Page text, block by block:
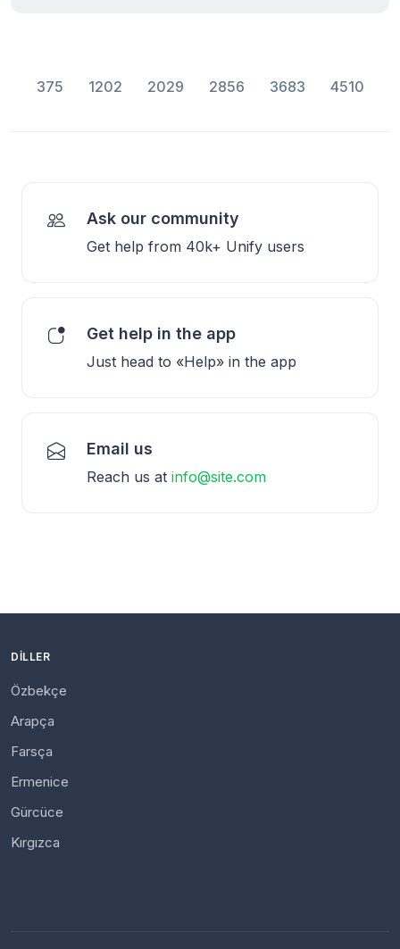
375 1202 2029 2856 3683 4510
Ask our community
Get help from 40k+ Unify users
Get help in the app
Just head to «Help» in the app
Email us
Reach us at info@site.com
DILLER
Özbekçe
Arapça
Farsça
Ermenice
Gürcüce
Kırgızca